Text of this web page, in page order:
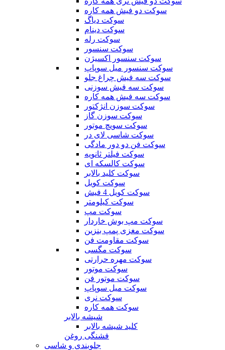
سوکت دو فیش همه کاره
سوکت دیاگ
سوکت دینام
سوکت رله
سوکت سنسور
سوکت سنسور اکسیژن
سوکت سنسور میل سوپاپ
سوکت سه فیش چراغ جلو
سوکت سه فیش سوزنی
سوکت سه فیش همه کاره
سوکت سوزن انژکتور
سوکت سوزن گاز
سوکت سویچ موتور
سوکت شاسی لای در
سوکت فن دو دور مادگی
سوکت فیلتر ثانویه
سوکت کالسکه ای
سوکت کلید بالابر
سوکت کویل
سوکت کویل 4 فیش
سوکت کیلومتر
سوکت مپ
سوکت مپ بوش خاردار
سوکت مغزی پمپ بنزین
سوکت مقاومت فن
سوکت مگسی
سوکت مهره حرارتی
سوکت موتور
سوکت موتور فن
سوکت میل سوپاپ
سوکت نری
سوکت همه کاره
شیشه بالابر
کلید شیشه بالابر
فشنگی روغن
جلوبندی و شاسی